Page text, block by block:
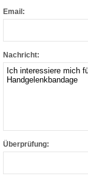
Email:
Nachricht:
Überprüfung: